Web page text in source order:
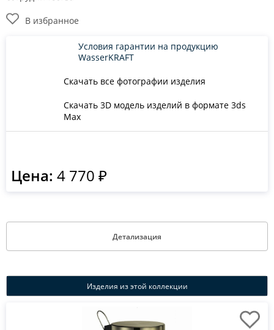
В избранное
Скачать все фотографии изделия
Скачать 3D модель изделий в формате 3ds
Max
Условия гарантии на продукцию
WasserKRAFT
Цена: 4 770 ₽
Детализация
Изделия из этой коллекции